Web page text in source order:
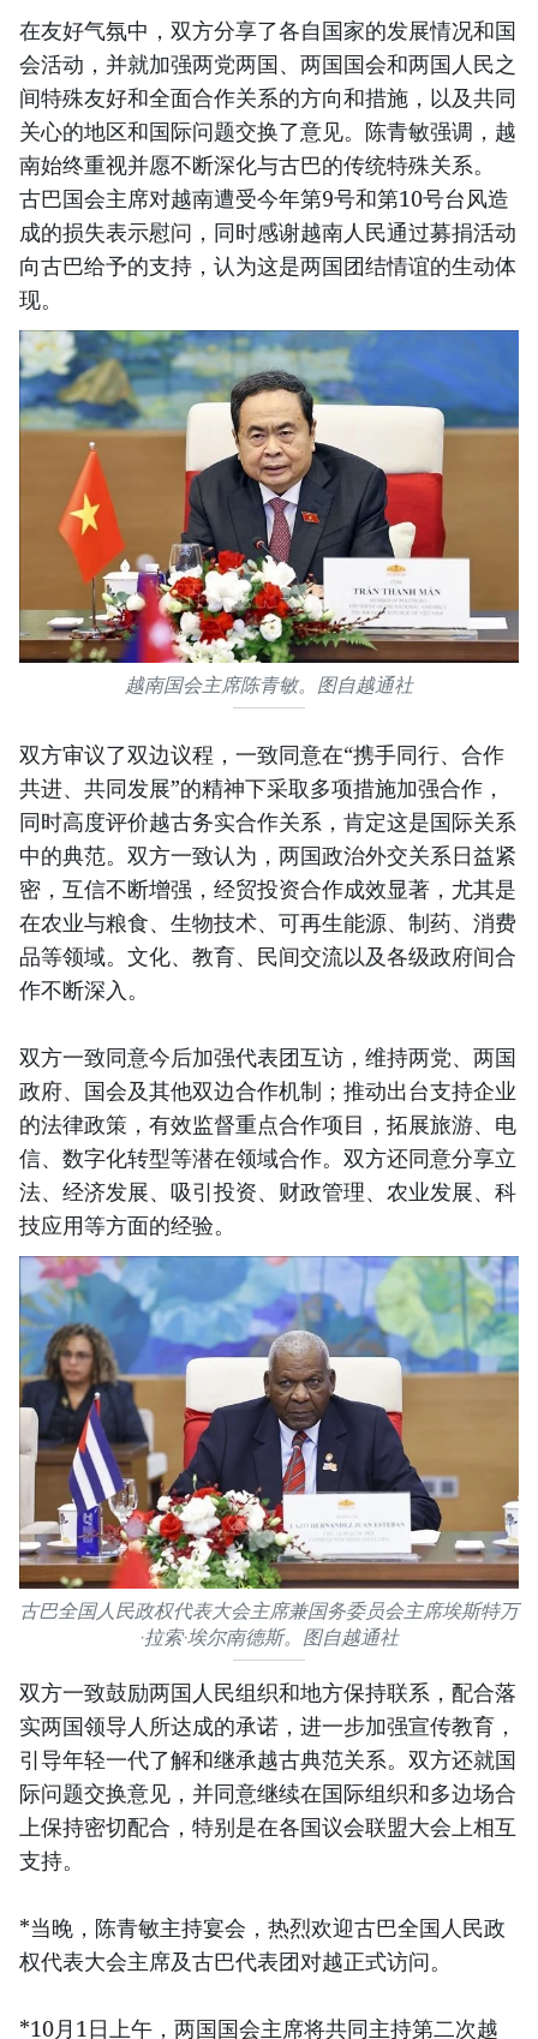
在友好气氛中，双方分享了各自国家的发展情况和国
会活动，并就加强两党两国、两国国会和两国人民之
间特殊友好和全面合作关系的方向和措施，以及共同
关心的地区和国际问题交换了意见。陈青敏强调，越
南始终重视并愿不断深化与古巴的传统特殊关系。
古巴国会主席对越南遭受今年第9号和第10号台风造
成的损失表示慰问，同时感谢越南人民通过募捐活动
向古巴给予的支持，认为这是两国团结情谊的生动体
现。
越南国会主席陈青敏。图自越通社
双方审议了双边议程，一致同意在“携手同行、合作
共进、共同发展”的精神下采取多项措施加强合作，
同时高度评价越古务实合作关系，肯定这是国际关系
中的典范。双方一致认为，两国政治外交关系日益紧
密，互信不断增强，经贸投资合作成效显著，尤其是
在农业与粮食、生物技术、可再生能源、制药、消费
品等领域。文化、教育、民间交流以及各级政府间合
作不断深入。
双方一致同意今后加强代表团互访，维持两党、两国
政府、国会及其他双边合作机制；推动出台支持企业
的法律政策，有效监督重点合作项目，拓展旅游、电
信、数字化转型等潜在领域合作。双方还同意分享立
法、经济发展、吸引投资、财政管理、农业发展、科
技应用等方面的经验。
古巴全国人民政权代表大会主席兼国务委员会主席埃斯特万
·拉索·埃尔南德斯。图自越通社
双方一致鼓励两国人民组织和地方保持联系，配合落
实两国领导人所达成的承诺，进一步加强宣传教育，
引导年轻一代了解和继承越古典范关系。双方还就国
际问题交换意见，并同意继续在国际组织和多边场合
上保持密切配合，特别是在各国议会联盟大会上相互
支持。
*当晚，陈青敏主持宴会，热烈欢迎古巴全国人民政
权代表大会主席及古巴代表团对越正式访问。
*10月1日上午，两国国会主席将共同主持第二次越